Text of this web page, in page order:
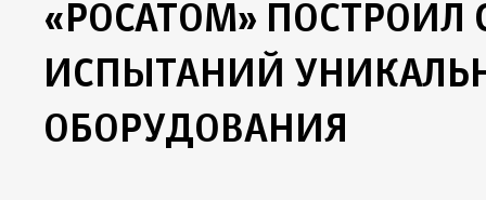
«РОСАТОМ» ПОСТРОИЛ
ИСПЫТАНИЙ
ОБОРУДОВАНИЯ